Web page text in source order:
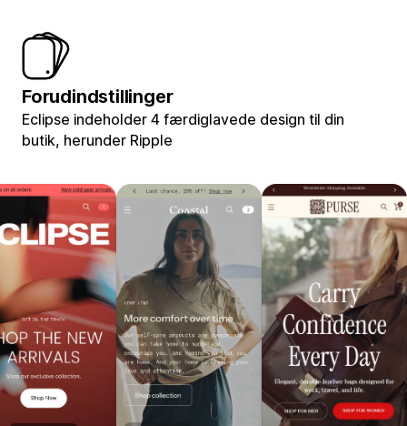
Forudindstillinger
Eclipse indeholder 4 færdiglavede design til din
butik, herunder Ripple